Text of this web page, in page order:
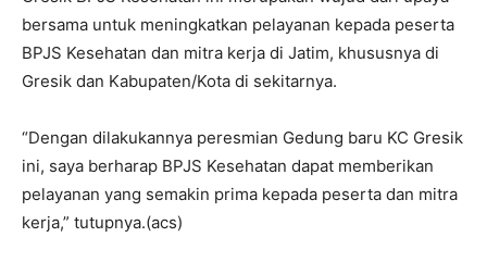
bersama untuk meningkatkan pelayanan kepada peserta
BPJS Kesehatan dan mitra kerja di Jatim, khususnya di
Gresik dan Kabupaten/Kota di sekitarnya.
“Dengan dilakukannya peresmian Gedung baru KC Gresik
ini, saya berharap BPJS Kesehatan dapat memberikan
pelayanan yang semakin prima kepada peserta dan mitra
kerja,” tutupnya.(acs)